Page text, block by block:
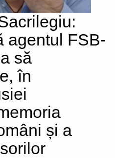
agentul FSB-
să
în
și a